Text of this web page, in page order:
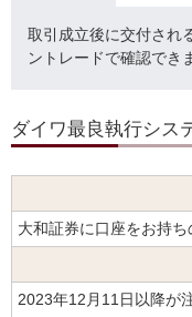
取引成立後に交付され
ントレードで確認でき
ダイワ最良執行シス
大和証券に口座をお持
2023年12月11日以降が